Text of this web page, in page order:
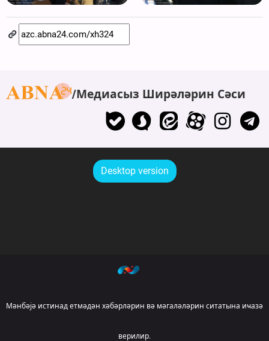
Медиасыз Ширәләрин Сәси
Desktop version
Мәнбәјә истинад етмәдән хәбәрләрин вә мәгаләләрин ситатына иҹазә
верилир.